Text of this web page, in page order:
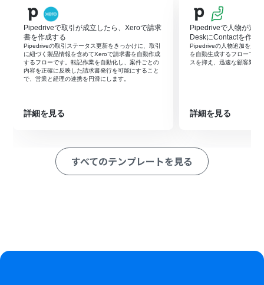
はじめに、PipedriveとIntercomをYoomと連携します
次に、トリガーでPipedriveを選択し、「人物が追加され
たら」というアクションを設定します
最後に、オペレーションでIntercomの「コンタクトを作
成」アクションを設定し、前段で取得した情報をもとにコ
ンタクトを作成します
※「トリガー」：フロー起動のきっかけとなるアクション、「オ
ション
Pipedriveから名前やメールアドレスを変数として埋め込
み、各項目に自動で登録することが可能です
Pipedriveで取引が成立したら、Xeroで請求
書を作成する
Pipedriveの取引ステータス更新をきっかけに、取引
に紐づく製品情報を含めてXeroで請求書を自動作成
するフローです。転記作業を自動化し、案件ごとの
内容を正確に反映した請求書発行を可能にすること
で、営業と経理の連携を円滑にします。
詳細を見る
Pipedriveで人物が追
DeskにContactを作成
Pipedriveの人物追加を起
を自動生成するフローです
スを抑え、迅速な顧客対応
詳細を見る
すべてのテンプレートを見る